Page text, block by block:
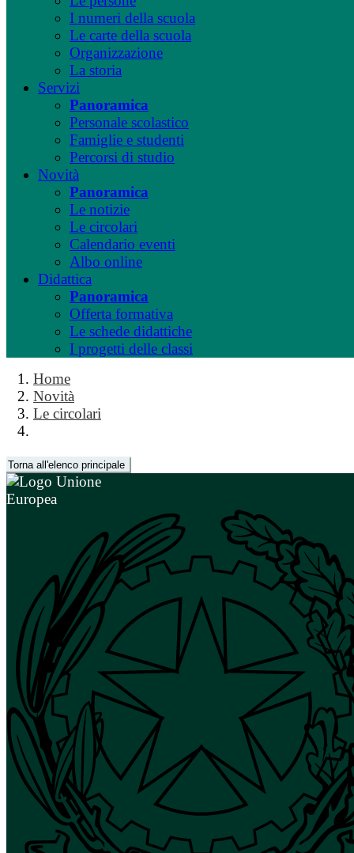
I numeri della scuola
Le carte della scuola
Organizzazione
La storia
Servizi
Panoramica
Personale scolastico
Famiglie e studenti
Percorsi di studio
Novità
Panoramica
Le notizie
Le circolari
Calendario eventi
Albo online
Didattica
Panoramica
Offerta formativa
Le schede didattiche
I progetti delle classi
Home
Novità
Le circolari
Torna all'elenco principale